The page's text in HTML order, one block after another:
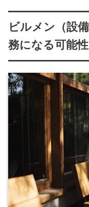
ビルメン（設
務になる可能